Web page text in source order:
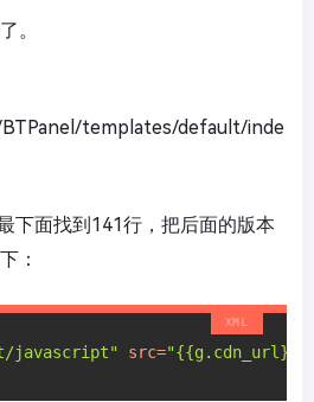
。
templates/default/inde
下面找到141行，把后面的版本
：
javascript" src=